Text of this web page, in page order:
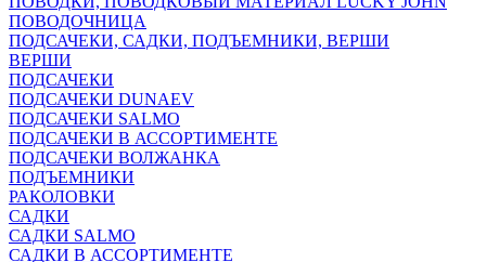
ПОВОДОЧНИЦА
ПОДСАЧЕКИ, САДКИ, ПОДЪЕМНИКИ, ВЕРШИ
ВЕРШИ
ПОДСАЧЕКИ
ПОДСАЧЕКИ DUNAEV
ПОДСАЧЕКИ SALMO
ПОДСАЧЕКИ В АССОРТИМЕНТЕ
ПОДСАЧЕКИ ВОЛЖАНКА
ПОДЪЕМНИКИ
РАКОЛОВКИ
САДКИ
САДКИ SALMO
САДКИ В АССОРТИМЕНТЕ